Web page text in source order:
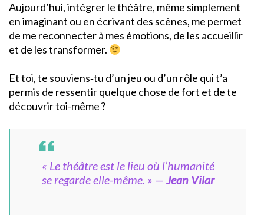
Aujourd’hui, intégrer le théâtre, même simplement
en imaginant ou en écrivant des scènes, me permet
de me reconnecter à mes émotions, de les accueillir
et de les transformer.
Et toi, te souviens‑tu d’un jeu ou d’un rôle qui t’a
permis de ressentir quelque chose de fort et de te
découvrir toi-même ?
« Le théâtre est le lieu où l’humanité
se regarde elle-même. » — Jean Vilar